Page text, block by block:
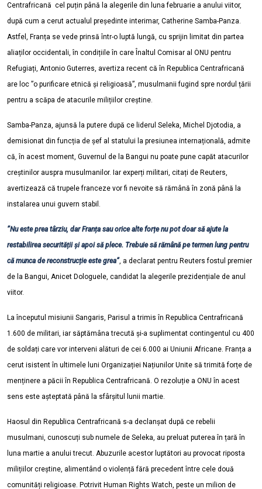
Centrafricană cel puțin până la alegerile din luna februarie a anului viitor,
după cum a cerut actualul președinte interimar, Catherine Samba-Panza.
Astfel, Franța se vede prinsă într-o luptă lungă, cu sprijin limitat din partea
aliaților occidentali, în condițiile în care Înaltul Comisar al ONU pentru
Refugiați, Antonio Guterres , avertiza recent că în Republica Centrafricană
are loc ”o purificare etnică și religioasă”, musulmanii fugind spre nordul țării
pentru a scăpa de atacurile milițiilor creștine.
Samba-Panza, ajunsă la putere după ce liderul Seleka, Michel Djotodia, a
demisionat din funcția de șef al statului la presiunea internațională, admite
că, în acest moment, Guvernul de la Bangui nu poate pune capăt atacurilor
creștinilor auspra musulmanilor. Iar experți militari, citați de Reuters,
avertizează că trupele franceze vor fi nevoite să rămână în zonă până la
instalarea unui guvern stabil.
”Nu este prea târziu, dar Franța sau orice alte forțe nu pot doar să ajute la
restabilirea securității și apoi să plece. Trebuie să rămână pe termen lung pentru
că munca de reconstrucție este grea”, a declarat pentru Reuters fostul premier
de la Bangui, Anicet Dologuele, candidat la alegerile prezidențiale de anul
viitor.
La începutul misiunii Sangaris, Parisul a trimis în Republica Centrafricană
1.600 de militari, iar săptămâna trecută și-a suplimentat contingentul cu 400
de soldați care vor interveni alături de cei 6.000 ai Uniunii Africane. Franța a
cerut isistent în ultimele luni Organizației Națiunilor Unite să trimită forțe de
menținere a păcii în Republica Centrafricană. O rezoluție a ONU în acest
sens este așteptată până la sfârșitul lunii martie.
Haosul din Republica Centrafricană s-a declanșat după ce rebelii
musulmani, cunoscuți sub numele de Seleka, au preluat puterea în țară în
luna martie a anului trecut. Abuzurile acestor luptători au provocat riposta
milițiilor creștine, alimentând o violență fără precedent între cele două
comunități religioase. Potrivit Human Rights Watch, peste un milion de